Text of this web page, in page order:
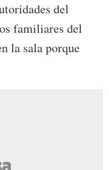
del
familiares del
la sala porque